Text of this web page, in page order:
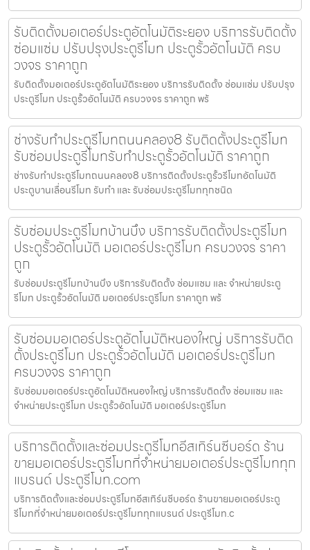
รับติดตั้งมอเตอร์ประตูอัตโนมัติระยอง บริการรับติดตั้ง
ซ่อมแซ่ม ปรับปรุงประตูรีโมท ประตูรั้วอัตโนมัติ ครบ
วงจร ราคาถูก
รับติดตั้งมอเตอร์ประตูอัตโนมัติระยอง บริการรับติดตั้ง ซ่อมแซ่ม ปรับปรุง
ประตูรีโมท ประตูรั้วอัตโนมัติ ครบวงจร ราคาถูก พร้
ช่างรับทำประตูรีโมทถนนคลอง8 รับติดตั้งประตูรีโมท
รับซ่อมประตูรีโมทรับทำประตูรั้วอัตโนมัติ ราคาถูก
ช่างรับทำประตูรีโมทถนนคลอง8 บริการติดตั้งประตูรั้วรีโมทอัตโนมัติ
ประตูบานเลื่อนรีโมท รับทำ และ รับซ่อมประตูรีโมททุกชนิด
รับซ่อมประตูรีโมทบ้านบึง บริการรับติดตั้งประตูรีโมท
ประตูรั้วอัตโนมัติ มอเตอร์ประตูรีโมท ครบวงจร ราคา
ถูก
รับซ่อมประตูรีโมทบ้านบึง บริการรับติดตั้ง ซ่อมแซม และ จำหน่ายประตู
รีโมท ประตูรั้วอัตโนมัติ มอเตอร์ประตูรีโมท ราคาถูก พร้
รับซ่อมมอเตอร์ประตูอัตโนมัติหนองใหญ่ บริการรับติด
ตั้งประตูรีโมท ประตูรั้วอัตโนมัติ มอเตอร์ประตูรีโมท
ครบวงจร ราคาถูก
รับซ่อมมอเตอร์ประตูอัตโนมัติหนองใหญ่ บริการรับติดตั้ง ซ่อมแซม และ
จำหน่ายประตูรีโมท ประตูรั้วอัตโนมัติ มอเตอร์ประตูรีโมท
บริการติดตั้งและซ่อมประตูรีโมทอีสเทิร์นซีบอร์ด ร้าน
ขายมอเตอร์ประตูรีโมทที่จำหน่ายมอเตอร์ประตูรีโมททุก
แบรนด์ ประตูรีโมท.com
บริการติดตั้งและซ่อมประตูรีโมทอีสเทิร์นซีบอร์ด ร้านขายมอเตอร์ประตู
รีโมทที่จำหน่ายมอเตอร์ประตูรีโมททุกแบรนด์ ประตูรีโมท.c